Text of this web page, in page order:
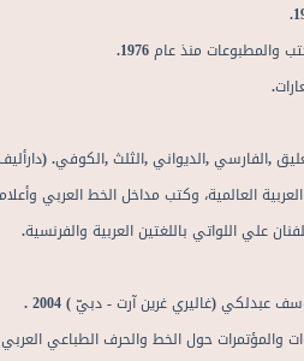
والمطبوعات منذعام
.
,الفارسي,الديواني,الثلث,الكوفي. (
العربيةالعالمية، وكتب مداخلالخطالعربي
علياللواتي باللغتينالعربية والفرنسية.
عبدلكي(غاليريغرينآرت-دبيّ) 2004 .
والمؤتمراتحولالخط والحرفالطباعيالعربي